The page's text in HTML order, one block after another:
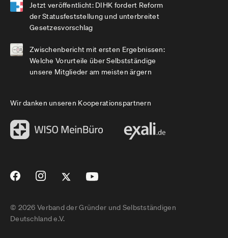
Jetzt veröffentlicht: DIHK fordert Reform
der Statusfeststellung und unterbreitet
Gesetzesvorschlag
Zwischenbericht mit ersten Ergebnissen:
Welche Vorurteile über Selbstständige
unsere Mitglieder am meisten ärgern
Wir danken unseren Kooperationspartnern
© 2026 Verband der Gründer und Selbstständigen
Deutschland e.V.